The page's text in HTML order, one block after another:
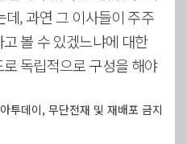
, 과연 그 이사들이 주주
볼 수 있겠느냐에 대한
독립적으로 구성을 해야
투데이, 무단전재 및 재배포 금지